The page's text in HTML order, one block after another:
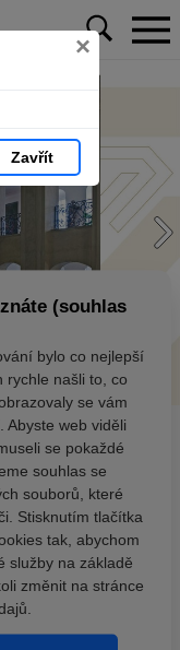
×
Zavřít
(souhlas
bylo co nejlepší
rychle našli to, co
se vám
Abyste web viděli
se pokaždé
souhlas se
souborů, které
Stisknutím tlačítka
tak, abychom
služby na základě
změnit na stránce